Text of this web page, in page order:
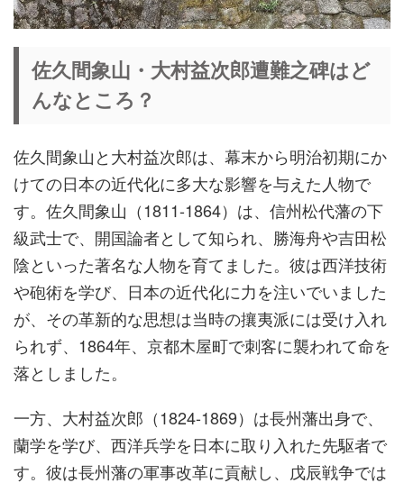
佐久間象山・大村益次郎遭難之碑はど
んなところ？
佐久間象山と大村益次郎は、幕末から明治初期にか
けての日本の近代化に多大な影響を与えた人物で
す。佐久間象山（1811-1864）は、信州松代藩の下
級武士で、開国論者として知られ、勝海舟や吉田松
陰といった著名な人物を育てました。彼は西洋技術
や砲術を学び、日本の近代化に力を注いでいました
が、その革新的な思想は当時の攘夷派には受け入れ
られず、1864年、京都木屋町で刺客に襲われて命を
落としました。
一方、大村益次郎（1824-1869）は長州藩出身で、
蘭学を学び、西洋兵学を日本に取り入れた先駆者で
す。彼は長州藩の軍事改革に貢献し、戊辰戦争では